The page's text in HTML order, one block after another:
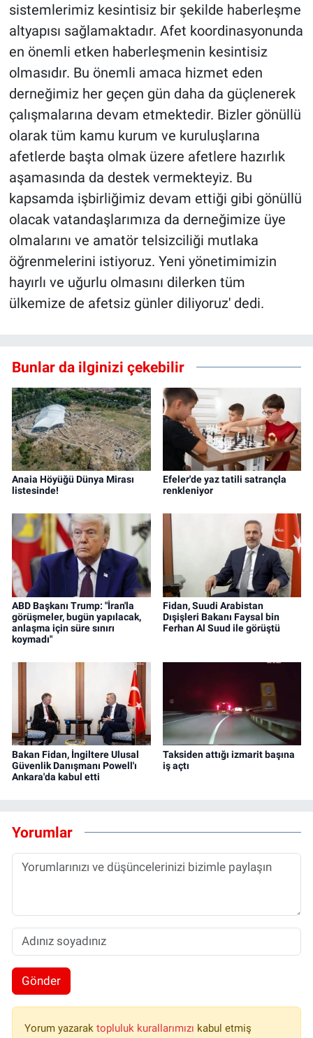
sistemlerimiz kesintisiz bir şekilde haberleşme
altyapısı sağlamaktadır. Afet koordinasyonunda
en önemli etken haberleşmenin kesintisiz
olmasıdır. Bu önemli amaca hizmet eden
derneğimiz her geçen gün daha da güçlenerek
çalışmalarına devam etmektedir. Bizler gönüllü
olarak tüm kamu kurum ve kuruluşlarına
afetlerde başta olmak üzere afetlere hazırlık
aşamasında da destek vermekteyiz. Bu
kapsamda işbirliğimiz devam ettiği gibi gönüllü
olacak vatandaşlarımıza da derneğimize üye
olmalarını ve amatör telsizciliği mutlaka
öğrenmelerini istiyoruz. Yeni yönetimimizin
hayırlı ve uğurlu olmasını dilerken tüm
ülkemize de afetsiz günler diliyoruz' dedi.
Bunlar da ilginizi çekebilir
Anaia Höyüğü Dünya Mirası
listesinde!
Efeler'de yaz tatili satrançla
renkleniyor
ABD Başkanı Trump: "İran'la
görüşmeler, bugün yapılacak,
anlaşma için süre sınırı
koymadı"
Fidan, Suudi Arabistan
Dışişleri Bakanı Faysal bin
Ferhan Al Suud ile görüştü
Bakan Fidan, İngiltere Ulusal
Güvenlik Danışmanı Powell'ı
Ankara'da kabul etti
Taksiden attığı izmarit başına
iş açtı
Yorumlar
Gönder
Yorum yazarak topluluk kurallarımızı kabul etmiş